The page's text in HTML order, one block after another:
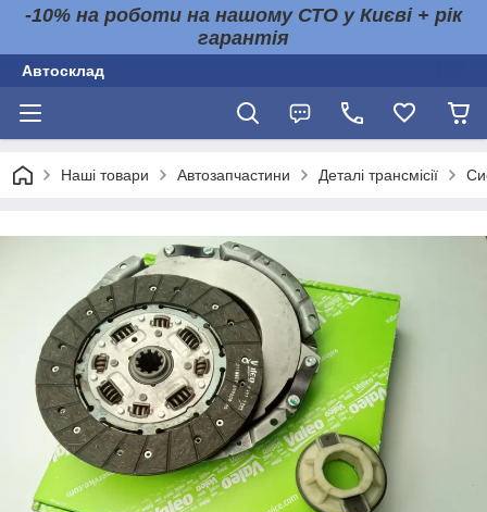
-10% на роботи на нашому СТО у Києві + рік
гарантія
Автосклад
Наші товари Автозапчастини Деталі трансмісії